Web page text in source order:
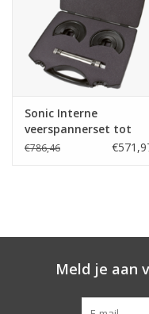
Diagnose & meten
Handgereedschap
Luchtgereedschap
Sonic Interne
veerspannerset tot
2500 kg.
€786,46
Meld je aan